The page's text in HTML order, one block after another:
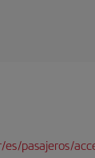
pasajeros/